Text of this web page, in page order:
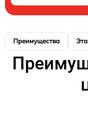
Преимущества